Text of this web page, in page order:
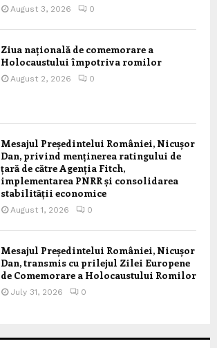
August 3, 2026 0
Ziua națională de comemorare a
Holocaustului împotriva romilor
August 2, 2026 0
Mesajul Președintelui României, Nicușor
Dan, privind menținerea ratingului de
țară de către Agenția Fitch,
implementarea PNRR și consolidarea
stabilității economice
August 1, 2026 0
Mesajul Președintelui României, Nicușor
Dan, transmis cu prilejul Zilei Europene
de Comemorare a Holocaustului Romilor
July 31, 2026 0